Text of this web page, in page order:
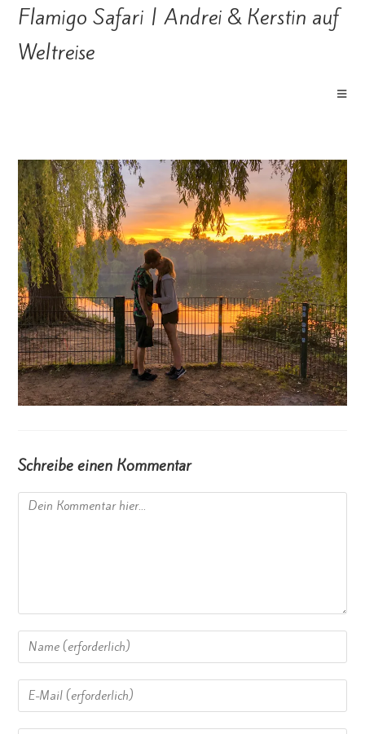
Flamigo Safari | Andrei & Kerstin auf
Weltreise
Schreibe einen Kommentar